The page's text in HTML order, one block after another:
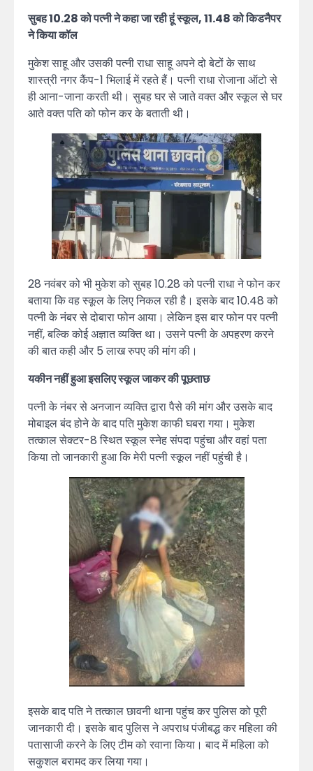
सुबह 10.28 को पत्नी ने कहा जा रही हूं स्कूल, 11.48 को किडनैपर
ने किया कॉल
मुकेश साहू और उसकी पत्नी राधा साहू अपने दो बेटों के साथ
शास्त्री नगर कैंप-1 भिलाई में रहते हैं। पत्नी राधा रोजाना ऑटो से
ही आना-जाना करती थी। सुबह घर से जाते वक्त और स्कूल से घर
आते वक्त पति को फोन कर के बताती थी।
28 नवंबर को भी मुकेश को सुबह 10.28 को पत्नी राधा ने फोन कर
बताया कि वह स्कूल के लिए निकल रही है। इसके बाद 10.48 को
पत्नी के नंबर से दोबारा फोन आया। लेकिन इस बार फोन पर पत्नी
नहीं, बल्कि कोई अज्ञात व्यक्ति था। उसने पत्नी के अपहरण करने
की बात कही और 5 लाख रुपए की मांग की।
यकीन नहीं हुआ इसलिए स्कूल जाकर की पूछताछ
पत्नी के नंबर से अनजान व्यक्ति द्वारा पैसे की मांग और उसके बाद
मोबाइल बंद होने के बाद पति मुकेश काफी घबरा गया। मुकेश
तत्काल सेक्टर-8 स्थित स्कूल स्नेह संपदा पहुंचा और वहां पता
किया तो जानकारी हुआ कि मेरी पत्नी स्कूल नहीं पहुंची है।
इसके बाद पति ने तत्काल छावनी थाना पहुंच कर पुलिस को पूरी
जानकारी दी। इसके बाद पुलिस ने अपराध पंजीबद्ध कर महिला की
पतासाजी करने के लिए टीम को रवाना किया। बाद में महिला को
सकुशल बरामद कर लिया गया।